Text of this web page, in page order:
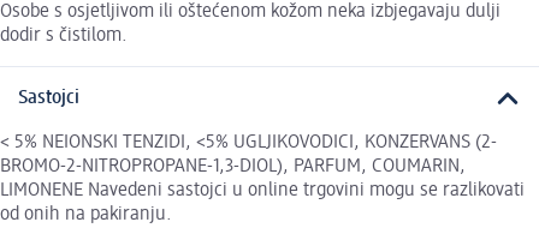
Osobe s osjetljivom ili oštećenom kožom neka izbjegavaju dulji
dodir s čistilom.
Sastojci
< 5% NEIONSKI TENZIDI, <5% UGLJIKOVODICI, KONZERVANS (2-
BROMO-2-NITROPROPANE-1,3-DIOL), PARFUM, COUMARIN,
LIMONENE Navedeni sastojci u online trgovini mogu se razlikovati
od onih na pakiranju.